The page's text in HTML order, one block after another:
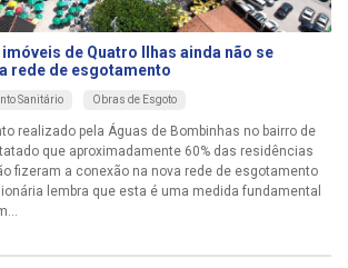
de Quatro Ilhas ainda não se
rede de esgotamento
Sanitário Obras de Esgoto
realizado pela Águas de Bombinhas no bairro de
que aproximadamente 60% das residências
fizeram a conexão na nova rede de esgotamento
lembra que esta é uma medida fundamental